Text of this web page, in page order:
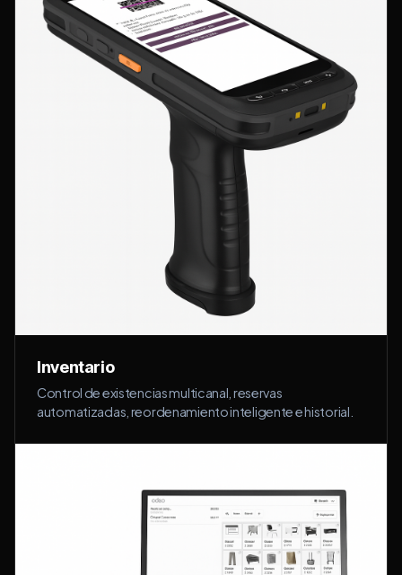
Inventario
Control de existencias multicanal, reservas
automatizadas, reordenamiento inteligente e historial.